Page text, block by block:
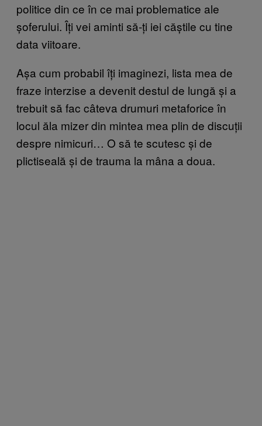
politice din ce în ce mai problematice ale
șoferului. Îți vei aminti să-ți iei căștile cu tine
data viitoare.
Așa cum probabil îți imaginezi, lista mea de
fraze interzise a devenit destul de lungă și a
trebuit să fac câteva drumuri metaforice în
locul ăla mizer din mintea mea plin de discuții
despre nimicuri… O să te scutesc și de
plictiseală și de trauma la mâna a doua.